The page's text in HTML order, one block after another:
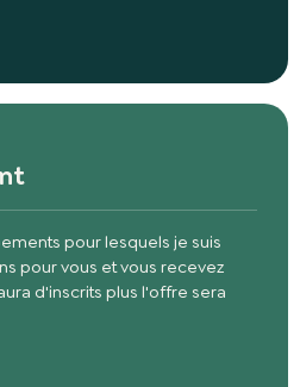
pour lesquels je suis
pour vous et vous recevez
d'inscrits plus l'offre sera